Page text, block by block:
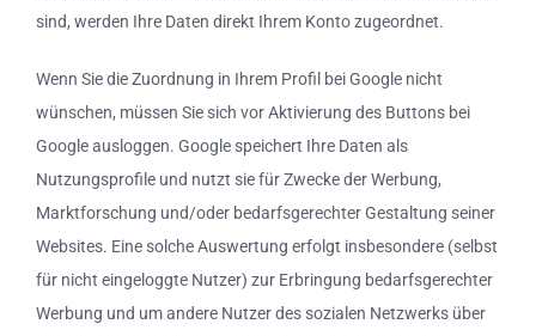
sind, werden Ihre Daten direkt Ihrem Konto zugeordnet.
Wenn Sie die Zuordnung in Ihrem Profil bei Google nicht
wünschen, müssen Sie sich vor Aktivierung des Buttons bei
Google ausloggen. Google speichert Ihre Daten als
Nutzungsprofile und nutzt sie für Zwecke der Werbung,
Marktforschung und/oder bedarfsgerechter Gestaltung seiner
Websites. Eine solche Auswertung erfolgt insbesondere (selbst
für nicht eingeloggte Nutzer) zur Erbringung bedarfsgerechter
Werbung und um andere Nutzer des sozialen Netzwerks über